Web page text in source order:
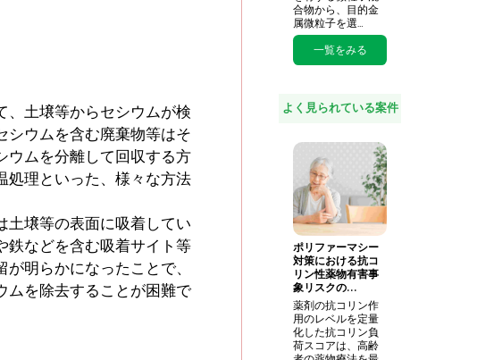
、土壌等からセシウムが検
シウムを含む廃棄物等はそ
ウムを分離して回収する方
処理といった、様々な方法
土壌等の表面に吸着してい
鉄などを含む吸着サイト等
明らかになったことで、
ムを除去することが困難で
合物から、目的金
属微粒子を選…
一覧をみる
よく見られている案件
ポリファーマシー
対策における抗コ
リン性薬物有害事
象リスクの…
薬剤の抗コリン作
用のレベルを定量
化した抗コリン負
荷スコアは、高齢